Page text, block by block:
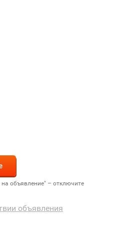
на объявление" – отключите
объявления